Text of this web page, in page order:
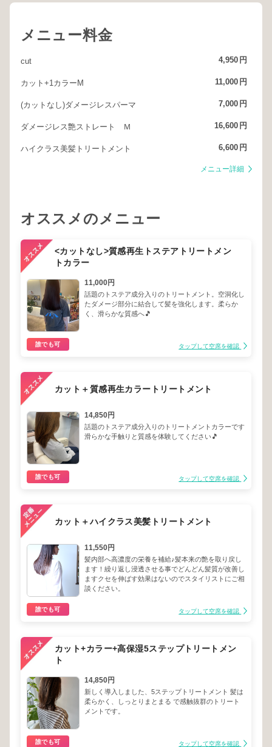
メニュー料金
cut 4,950 円
カット+1カラーM 11,000 円
(カットなし)ダメージレスパーマ 7,000 円
ダメージレス艶ストレート Ｍ 16,600 円
ハイクラス美髪トリートメント 6,600 円
メニュー詳細
オススメのメニュー
<カットなし>質感再生トステアトリートメン
トカラー
11,000円
話題のトステア成分入りのトリートメント。空洞化し
たダメージ部分に結合して髪を強化します。柔らか
く、滑らかな質感へ🎵
誰でも可 タップして空席を確認
カット＋質感再生カラートリートメント
14,850円
話題のトステア成分入りのトリートメントカラーです
滑らかな手触りと質感を体験してください🎵
誰でも可 タップして空席を確認
カット＋ハイクラス美髪トリートメント
11,550円
髪内部へ高濃度の栄養を補給♪髪本来の艶を取り戻し
ます！繰り返し浸透させる事でどんどん髪質が改善し
ますクセを伸ばす効果はないのでスタイリストにご相
談ください。
誰でも可 タップして空席を確認
カット+カラー+高保湿5ステップトリートメン
ト
14,850円
新しく導入しました、5ステップトリートメント 髪は
柔らかく、しっとりまとまる で感触抜群のトリート
メントです。
誰でも可 タップして空席を確認